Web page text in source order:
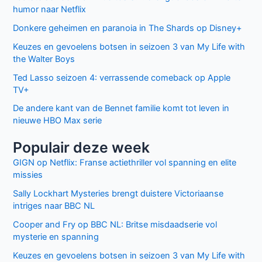
humor naar Netflix
Donkere geheimen en paranoia in The Shards op Disney+
Keuzes en gevoelens botsen in seizoen 3 van My Life with
the Walter Boys
Ted Lasso seizoen 4: verrassende comeback op Apple
TV+
De andere kant van de Bennet familie komt tot leven in
nieuwe HBO Max serie
Populair deze week
GIGN op Netflix: Franse actiethriller vol spanning en elite
missies
Sally Lockhart Mysteries brengt duistere Victoriaanse
intriges naar BBC NL
Cooper and Fry op BBC NL: Britse misdaadserie vol
mysterie en spanning
Keuzes en gevoelens botsen in seizoen 3 van My Life with